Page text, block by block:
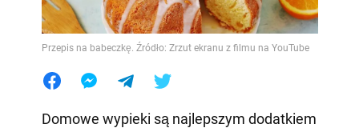
Przepis na babeczkę. Źródło: Zrzut ekranu z filmu na YouTube
Domowe wypieki są najlepszym dodatkiem